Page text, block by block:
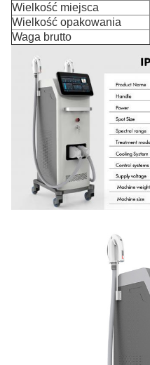
Wielkość miejsca
Wielkość opakowania
Waga brutto